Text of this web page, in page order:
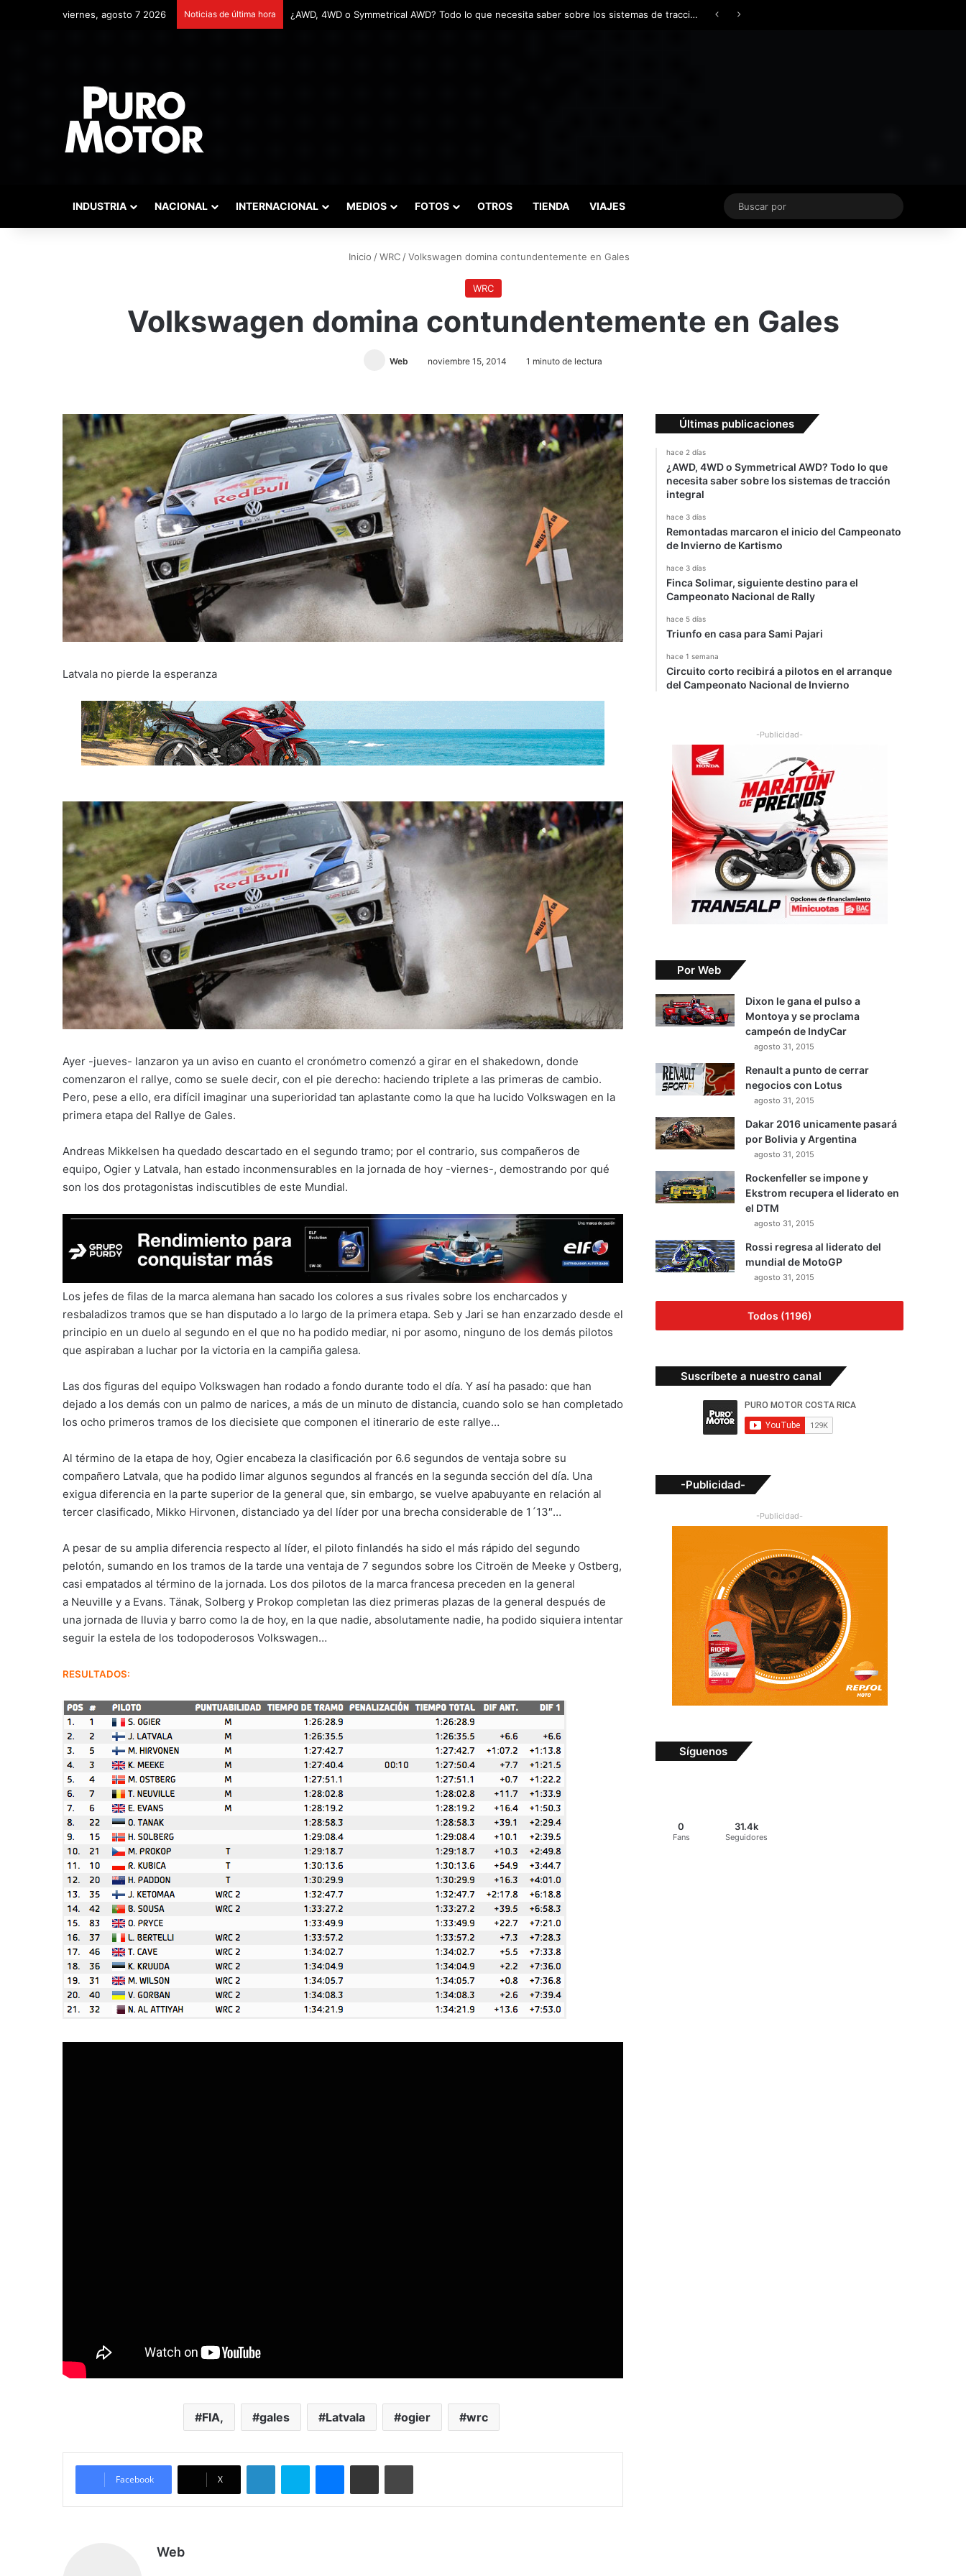
viernes, agosto 7 2026 Noticias de última hora Remontadas marcaron el inicio del Campeonato de Invierno de Kartismo
INDUSTRIA NACIONAL INTERNACIONAL MEDIOS FOTOS OTROS TIENDA VIAJES
Buscar
por
Inicio /WRC /Volkswagen domina contundentemente en Gales
WRC
Volkswagen domina contundentemente en Gales
Web noviembre 15, 2014 1 minuto de lectura
Latvala no pierde la esperanza
Ayer -jueves- lanzaron ya un aviso en cuanto el cronómetro comenzó a girar en el shakedown, donde
comenzaron el rallye, como se suele decir, con el pie derecho: haciendo triplete a las primeras de cambio.
Pero, pese a ello, era difícil imaginar una superioridad tan aplastante como la que ha lucido Volkswagen en la
primera etapa del Rallye de Gales.
Andreas Mikkelsen ha quedado descartado en el segundo tramo; por el contrario, sus compañeros de
equipo, Ogier y Latvala, han estado inconmensurables en la jornada de hoy -viernes-, demostrando por qué
son los dos protagonistas indiscutibles de este Mundial.
Los jefes de filas de la marca alemana han sacado los colores a sus rivales sobre los encharcados y
resbaladizos tramos que se han disputado a lo largo de la primera etapa. Seb y Jari se han enzarzado desde el
principio en un duelo al segundo en el que no ha podido mediar, ni por asomo, ninguno de los demás pilotos
que aspiraban a luchar por la victoria en la campiña galesa.
Las dos figuras del equipo Volkswagen han rodado a fondo durante todo el día. Y así ha pasado: que han
dejado a los demás con un palmo de narices, a más de un minuto de distancia, cuando solo se han completado
los ocho primeros tramos de los diecisiete que componen el itinerario de este rallye…
Al término de la etapa de hoy, Ogier encabeza la clasificación por 6.6 segundos de ventaja sobre su
compañero Latvala, que ha podido limar algunos segundos al francés en la segunda sección del día. Una
exigua diferencia en la parte superior de la general que, sin embargo, se vuelve apabuyante en relación al
tercer clasificado, Mikko Hirvonen, distanciado ya del líder por una brecha considerable de 1´13″…
A pesar de su amplia diferencia respecto al líder, el piloto finlandés ha sido el más rápido del segundo
pelotón, sumando en los tramos de la tarde una ventaja de 7 segundos sobre los Citroën de Meeke y Ostberg,
casi empatados al término de la jornada. Los dos pilotos de la marca francesa preceden en la general
a Neuville y a Evans. Tänak, Solberg y Prokop completan las diez primeras plazas de la general después de
una jornada de lluvia y barro como la de hoy, en la que nadie, absolutamente nadie, ha podido siquiera intentar
seguir la estela de los todopoderosos Volkswagen…
RESULTADOS:
FIA, gales Latvala ogier wrc
Facebook X
Web
Últimas publicaciones
hace 2 días
¿AWD, 4WD o Symmetrical AWD? Todo lo que
necesita saber sobre los sistemas de tracción
integral
hace 3 días
Remontadas marcaron el inicio del Campeonato
de Invierno de Kartismo
hace 3 días
Finca Solimar, siguiente destino para el
Campeonato Nacional de Rally
hace 5 días
Triunfo en casa para Sami Pajari
hace 1 semana
Circuito corto recibirá a pilotos en el arranque
del Campeonato Nacional de Invierno
-Publicidad-
Por Web
Dixon le gana el pulso a
Montoya y se proclama
campeón de IndyCar
agosto 31, 2015
Renault a punto de cerrar
negocios con Lotus
agosto 31, 2015
Dakar 2016 unicamente pasará
por Bolivia y Argentina
agosto 31, 2015
Rockenfeller se impone y
Ekstrom recupera el liderato en
el DTM
agosto 31, 2015
Rossi regresa al liderato del
mundial de MotoGP
agosto 31, 2015
Todos (1196)
Suscríbete a nuestro canal
-Publicidad-
-Publicidad-
Síguenos
0
Fans
31.4k
Seguidores